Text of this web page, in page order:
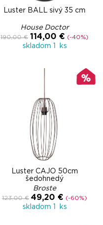
Luster BALL sivý 35 cm
House Doctor
190,00 € 114,00 € (-40%)
skladom 1 ks
Luster CAJO 50cm
šedohnedý
Broste
123,00 € 49,20 € (-60%)
skladom 1 ks